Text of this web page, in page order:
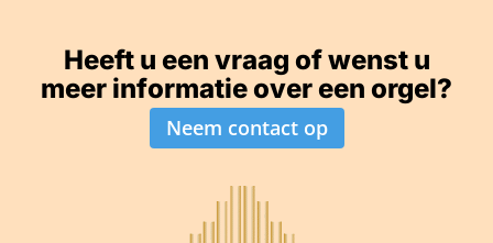
Heeft u een vraag of wenst u
meer informatie over een orgel?
Neem contact op